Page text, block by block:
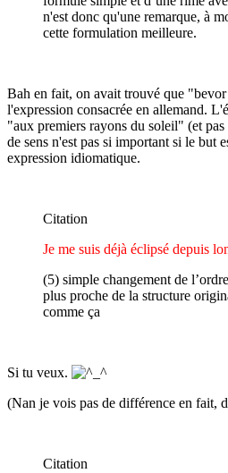
n'est donc qu'une remarque, à
cette formulation meilleure.
Bah en fait, on avait trouvé que
l'expression consacrée en allemand.
"aux premiers rayons du soleil" (et
de sens n'est pas si important si le but
expression idiomatique.
Citation
Je me suis déjà éclipsé depuis
(5) simple changement de
plus proche de la structure
comme ça
Si tu veux.
(Nan je vois pas de différence en fait,
Citation